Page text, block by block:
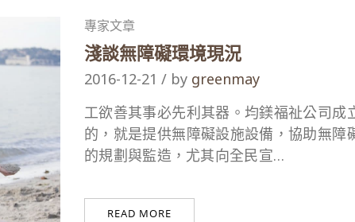
專家文章
淺談無障礙環境現況
2016-12-21 / by greenmay
工欲善其事必先利其器。均鎂福祉公司成
的，就是提供無障礙設施設備，協助無障
的規劃與監造，尤其向全民宣…
READ MORE